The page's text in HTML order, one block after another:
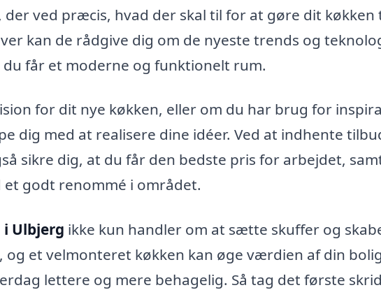
ved præcis, hvad der skal til for at gøre dit køkken
kan de rådgive dig om de nyeste trends og
får et moderne og funktionelt rum.
for dit nye køkken, eller om du har brug for
dig med at realisere dine idéer. Ved at indhente
sikre dig, at du får den bedste pris for arbejdet,
godt renommé i området.
Ulbjerg ikke kun handler om at sætte skuffer og
og et velmonteret køkken kan øge værdien af din
lettere og mere behagelig. Så tag det første